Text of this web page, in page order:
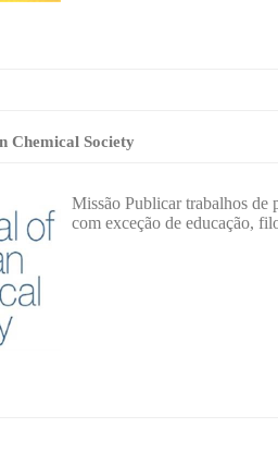
Chemical Society
Missão Publicar trabalhos de
com exceção de educação,